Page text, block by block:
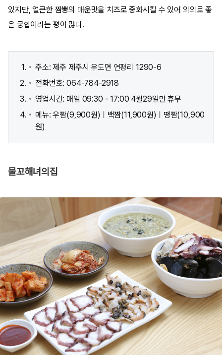
있지만, 얼큰한 짬뽕의 매운맛을 치즈로 중화시킬 수 있어 의외로 좋
은 궁합이라는 평이 많다.
주소: 제주 제주시 우도면 연평리 1290-6
전화번호: 064-784-2918
영업시간: 매일 09:30 - 17:00 4월29일만 휴무
메뉴: 우짬(9,900원)ㅣ백짬(11,900원)ㅣ땡짬(10,900
원)
물꼬해녀의집